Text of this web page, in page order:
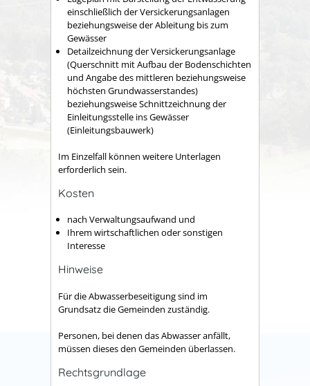
einschließlich der Versickerungsanlagen
beziehungsweise der Ableitung bis zum
Gewässer
Detailzeichnung der Versickerungsanlage
(Querschnitt mit Aufbau der Bodenschichten
und Angabe des mittleren beziehungsweise
höchsten Grundwasserstandes)
beziehungsweise Schnittzeichnung der
Einleitungsstelle ins Gewässer
(Einleitungsbauwerk)
Im Einzelfall können weitere Unterlagen
erforderlich sein.
Kosten
nach Verwaltungsaufwand und
Ihrem wirtschaftlichen oder sonstigen
Interesse
Hinweise
Für die Abwasserbeseitigung sind im
Grundsatz die Gemeinden zuständig.
Personen, bei denen das Abwasser anfällt,
müssen dieses den Gemeinden überlassen.
Rechtsgrundlage